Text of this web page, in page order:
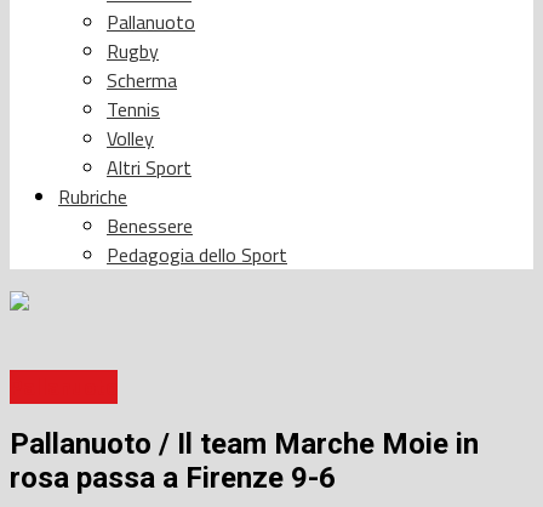
Pallanuoto
Rugby
Scherma
Tennis
Volley
Altri Sport
Rubriche
Benessere
Pedagogia dello Sport
Pallanuoto / Il team Marche Moie in
rosa passa a Firenze 9-6